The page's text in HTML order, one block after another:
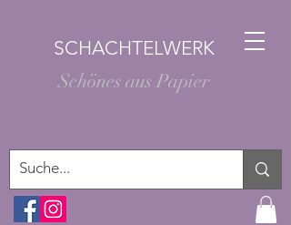
SCHACHTELWERK
Schönes aus Papier